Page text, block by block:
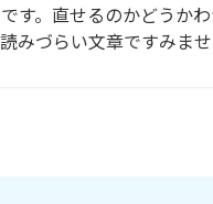
す。直せるのかどうか
みづらい文章ですみま